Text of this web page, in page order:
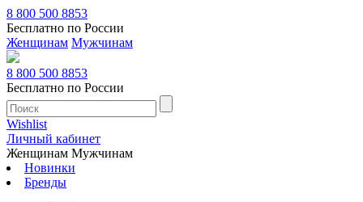
8 800 500 8853
Бесплатно по России
Женщинам Мужчинам
8 800 500 8853
Бесплатно по России
Wishlist
Личный кабинет
Женщинам Мужчинам
Новинки
Бренды